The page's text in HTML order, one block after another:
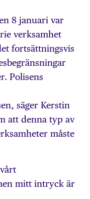
8 januari var
verksamhet
fortsättningsvis
Polisens
säger Kerstin
att denna typ av
måste
mitt intryck är